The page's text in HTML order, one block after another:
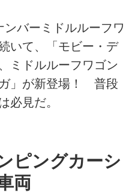
バーミドルルーフワ
いて、「モビー・デ
ミドルルーフワゴン
」が新登場！ 普段
必見だ。
ピングカーシ
両